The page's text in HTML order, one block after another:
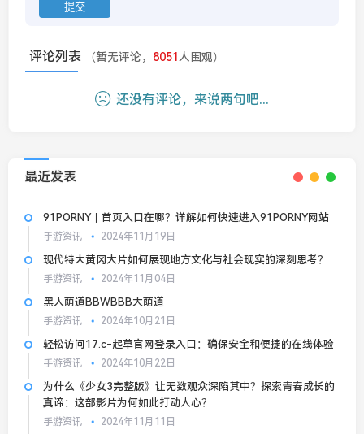
评论列表 （暂无评论， 8051 人围观）
还没有评论，来说两句吧...
最近发表
91PORNY丨首页入口在哪？详解如何快速进入91PORNY网站
手游资讯 2024年11月19日
现代特大黄冈大片如何展现地方文化与社会现实的深刻思考？
手游资讯 2024年11月04日
黑人荫道BBWBBB大荫道
手游资讯 2024年10月21日
轻松访问17.c-起草官网登录入口：确保安全和便捷的在线体验
手游资讯 2024年10月22日
为什么《少女3完整版》让无数观众深陷其中？探索青春成长的
真谛：这部影片为何如此打动人心？
手游资讯 2024年11月11日